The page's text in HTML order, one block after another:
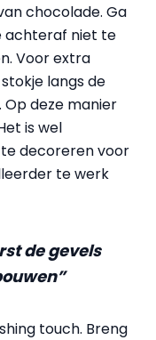
chocolade. Ga
achteraf niet te
Voor extra
langs de
deze manier
is wel
decoreren voor
te werk
de gevels
touch. Breng